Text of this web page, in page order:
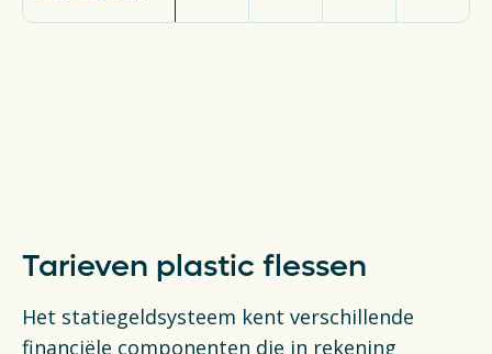
Tarieven plastic flessen
Het statiegeldsysteem kent verschillende
financiële componenten die in rekening